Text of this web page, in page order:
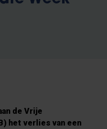
de Vrije
het verlies van een